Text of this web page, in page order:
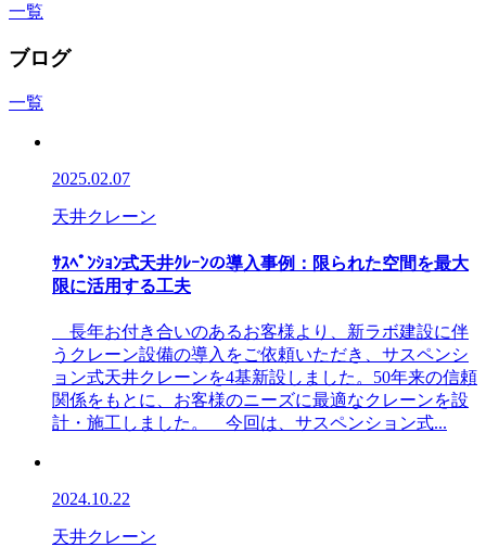
一覧
ブログ
一覧
2025.02.07
天井クレーン
ｻｽﾍﾟﾝｼｮﾝ式天井ｸﾚｰﾝの導入事例：限られた空間を最大
限に活用する工夫
長年お付き合いのあるお客様より、新ラボ建設に伴
うクレーン設備の導入をご依頼いただき、サスペンシ
ョン式天井クレーンを4基新設しました。50年来の信頼
関係をもとに、お客様のニーズに最適なクレーンを設
計・施工しました。 今回は、サスペンション式...
2024.10.22
天井クレーン